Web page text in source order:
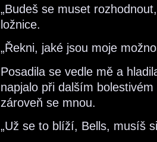
„Budeš se muset
ložnice.
„Řekni, jaké jsou moje
Posadila se vedle mě a
napjalo při dalším
zároveň se mnou.
„Už se to blíží, Bells, musíš